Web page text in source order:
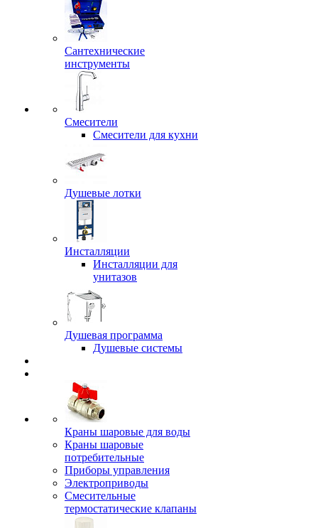
Сантехнические
инструменты
Смесители
Смесители для кухни
Душевые лотки
Инсталляции
Инсталляции для
унитазов
Душевая программа
Душевые системы
Краны шаровые для воды
Краны шаровые
потребительные
Приборы управления
Электроприводы
Смесительные
термостатические клапаны